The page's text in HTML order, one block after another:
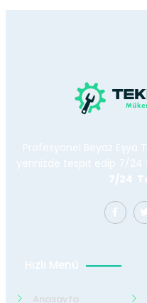
Profesyonel Beyaz Eşya
yerinizde tespit edip 7/24
7/24
Hızlı Menü
Anasayfa